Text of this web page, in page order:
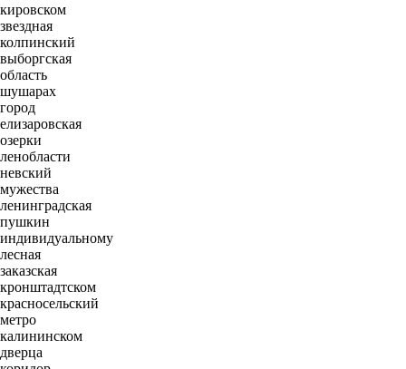
кировском
звездная
колпинский
выборгская
область
шушарах
город
елизаровская
озерки
ленобласти
невский
мужества
ленинградская
пушкин
индивидуальному
лесная
заказская
кронштадтском
красносельский
метро
калининском
дверца